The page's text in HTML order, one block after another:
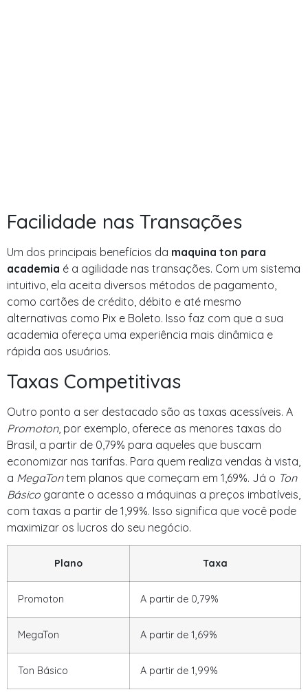
Facilidade nas Transações
Um dos principais benefícios da maquina ton para
academia é a agilidade nas transações. Com um sistema
intuitivo, ela aceita diversos métodos de pagamento,
como cartões de crédito, débito e até mesmo
alternativas como Pix e Boleto. Isso faz com que a sua
academia ofereça uma experiência mais dinâmica e
rápida aos usuários.
Taxas Competitivas
Outro ponto a ser destacado são as taxas acessíveis. A
Promoton, por exemplo, oferece as menores taxas do
Brasil, a partir de 0,79% para aqueles que buscam
economizar nas tarifas. Para quem realiza vendas à vista,
a MegaTontem planos que começam em 1,69%. Já o Ton
Básico garante o acesso a máquinas a preços imbatíveis,
com taxas a partir de 1,99%. Isso significa que você pode
maximizar os lucros do seu negócio.
Plano Taxa
Promoton A partir de 0,79%
MegaTon A partir de 1,69%
Ton Básico A partir de 1,99%